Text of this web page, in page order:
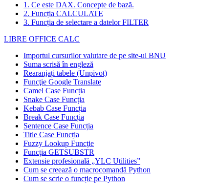
1. Ce este DAX. Concepte de bază.
2. Funcția CALCULATE
3. Funcția de selectare a datelor FILTER
LIBRE OFFICE CALC
Importul cursurilor valutare de pe site-ul BNU
Suma scrisă în engleză
Rearanjați tabele (Unpivot)
Funcţie Google Translate
Camel Case Funcția
Snake Case Funcția
Kebab Case Funcția
Break Case Funcția
Sentence Case Funcția
Title Case Funcția
Fuzzy Lookup Funcţie
Funcția GETSUBSTR
Extensie profesională „YLC Utilities”
Cum se creează o macrocomandă Python
Cum se scrie o funcție pe Python